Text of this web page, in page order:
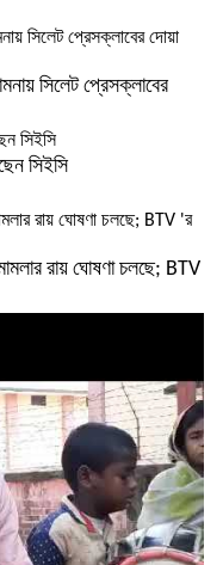
আগস্ট
সিলেট প্রেসক্লাবের
সিইসি
রায় ঘোষণা চলছে; BTV